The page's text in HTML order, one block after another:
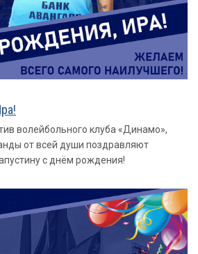
волейбольного клуба «Динамо»,
от всей души поздравляют
с днём рождения!